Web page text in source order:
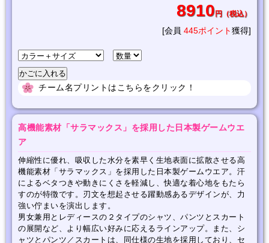
8910円（税込）
[会員 445ポイント獲得]
チーム名プリントはこちらをクリック！
高機能素材「サラマックス」を採用した日本製ゲームウエ
ア
伸縮性に優れ、吸収した水分を素早く生地表面に拡散させる高
機能素材「サラマックス」を採用した日本製ゲームウエア。汗
によるベタつきや動きにくさを軽減し、快適な着心地をもたら
すのが特徴です。刃文を想起させる躍動感あるデザインが、力
強い佇まいを演出します。
男女兼用とレディースの２タイプのシャツ、パンツとスカート
の展開など、より幅広い好みに応えるラインアップ。また、シ
ャツとパンツ／スカートは、同仕様の生地を採用しており、セ